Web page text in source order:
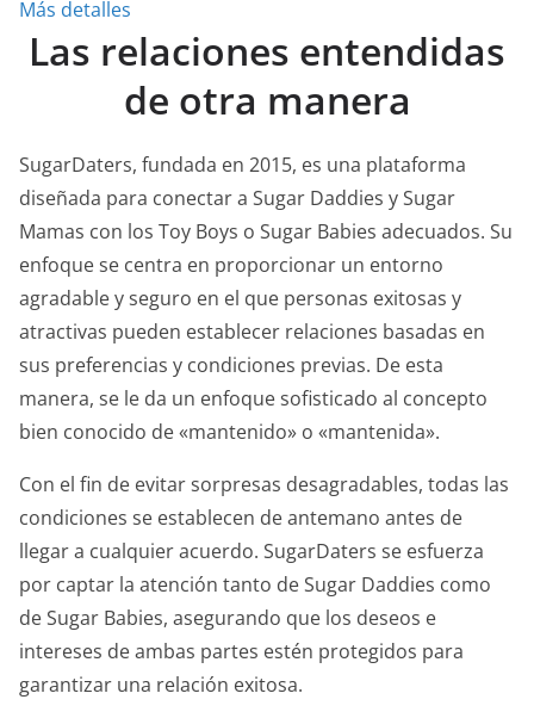
Más detalles
Las relaciones entendidas
de otra manera
SugarDaters, fundada en 2015, es una plataforma
diseñada para conectar a Sugar Daddies y Sugar
Mamas con los Toy Boys o Sugar Babies adecuados. Su
enfoque se centra en proporcionar un entorno
agradable y seguro en el que personas exitosas y
atractivas pueden establecer relaciones basadas en
sus preferencias y condiciones previas. De esta
manera, se le da un enfoque sofisticado al concepto
bien conocido de «mantenido» o «mantenida».
Con el fin de evitar sorpresas desagradables, todas las
condiciones se establecen de antemano antes de
llegar a cualquier acuerdo. SugarDaters se esfuerza
por captar la atención tanto de Sugar Daddies como
de Sugar Babies, asegurando que los deseos e
intereses de ambas partes estén protegidos para
garantizar una relación exitosa.